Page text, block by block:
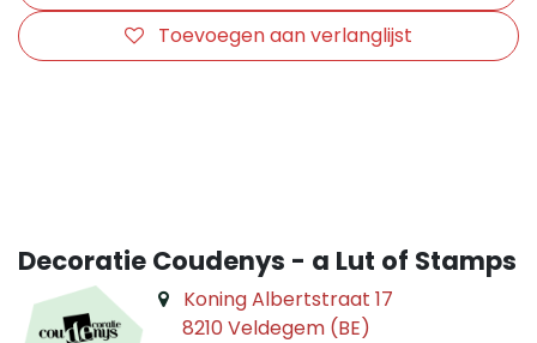
Toevoegen aan verlanglijst
Decoratie Coudenys - a Lut of Stamps
Koning Albertstraat 17
8210 Veldegem (BE)